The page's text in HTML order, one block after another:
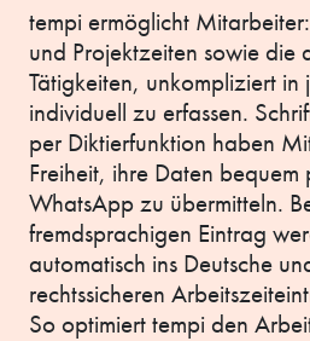
tempi ermöglicht
und Projektzeiten sowie die
Tätigkeiten, unkompliziert in
individuell zu erfassen.
per Diktierfunktion haben
Freiheit, ihre Daten
WhatsApp zu übermitteln.
fremdsprachigen Eintrag
automatisch ins Deutsche
rechtssicheren
So optimiert tempi den